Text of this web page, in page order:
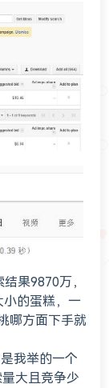
果9870万，
的蛋糕，一
哪方面下手就
我举的一个
大且竞争少